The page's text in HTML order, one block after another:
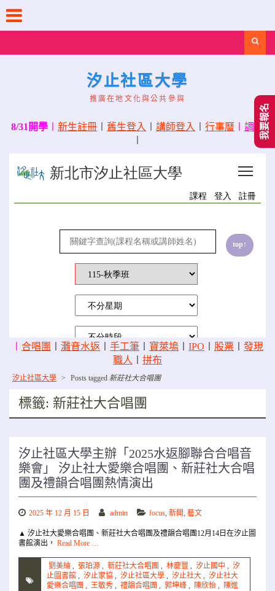
content
汐止社區大學
推廣在地文化與公共參與
8/31開學 新生註冊 舊生登入 講師登入 行事曆
調課
合唱團 灘音水返 手工筆 寶萊塢 IPO 股票
發現
職人
拼布
汐止社區大學 > Posts tagged 新莊社大合唱團
標籤: 新莊社大合唱團
汐止社區大學主辦「2025水返腳聯合合唱音
樂會」 汐止社大愛樂合唱團、新莊社大合唱
團及禮韻合唱團熱情演出
2025 年 12 月 15 日 admin focus, 新聞, 藝文
▲ 汐止社大愛樂合唱團、新莊社大合唱團及禮韻合唱團12月14日在汐止圖
書館演出， Read More …
劉美綸 , 張珀源 , 新莊社大合唱團 , 林慶豐 , 汐止國中 , 汐
止圖書館 , 汐止家協 , 汐止社區大學 , 汐止社大 , 汐止社大
愛樂合唱團 , 王敏秀 , 禮韻合唱團 , 郭坤峰 , 陳欣怡 ,
陳進
我要報名